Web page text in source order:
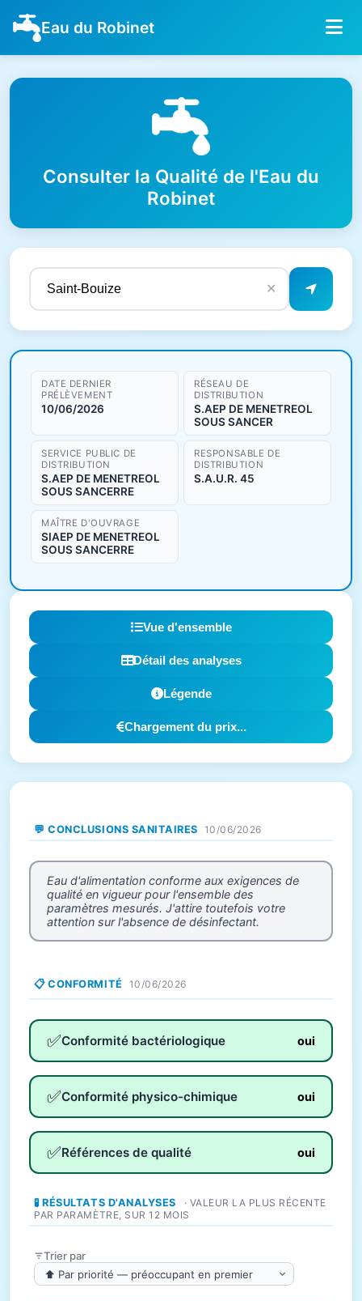
Eau du Robinet
Consulter la Qualité de l'Eau du
Robinet
✕
Résultats de qualité de l'eau
DATE DERNIER
PRÉLÈVEMENT
10/06/2026
RÉSEAU DE
DISTRIBUTION
S.AEP DE MENETREOL
SOUS SANCER
SERVICE PUBLIC DE
DISTRIBUTION
S.AEP DE MENETREOL
SOUS SANCERRE
RESPONSABLE DE
DISTRIBUTION
S.A.U.R. 45
MAÎTRE D'OUVRAGE
SIAEP DE MENETREOL
SOUS SANCERRE
Vue d'ensemble
Détail des analyses
Légende
Chargement du prix...
💬 CONCLUSIONS SANITAIRES 10/06/2026
Eau d'alimentation conforme aux exigences de
qualité en vigueur pour l'ensemble des
paramètres mesurés. J'attire toutefois votre
attention sur l'absence de désinfectant.
📋 CONFORMITÉ 10/06/2026
✅Conformité bactériologique oui
✅Conformité physico-chimique oui
✅Références de qualité oui
🧪 RÉSULTATS D'ANALYSES
· VALEUR LA PLUS RÉCENTE
PAR PARAMÈTRE, SUR 12 MOIS
Trier par